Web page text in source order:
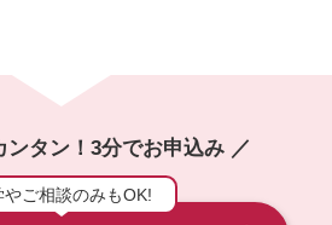
ンタン！3分でお申込み ／
やご相談のみもOK!